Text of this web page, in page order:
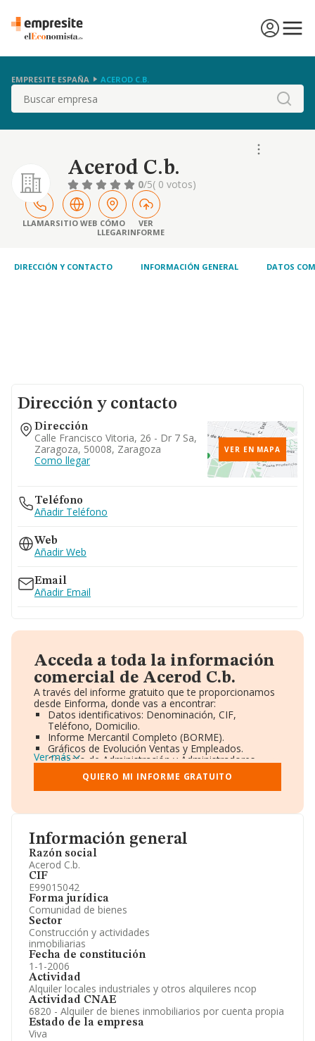
EMPRESITE ESPAÑA ACEROD C.B.
Buscar
Acerod C.b.
0/5( 0 votos)
LLAMARSITIO WEB CÓMO
LLEGAR
VER
INFORME
DIRECCIÓN Y CONTACTO INFORMACIÓN GENERAL DATOS
Información general
Razón social
Acerod C.b.
CIF
E99015042
Forma jurídica
Comunidad de bienes
Sector
Construcción y actividades
inmobiliarias
Fecha de constitución
1-1-2006
Actividad
Alquiler locales industriales y otros alquileres ncop
Actividad CNAE
6820 - Alquiler de bienes inmobiliarios por cuenta propia
Estado de la empresa
Viva
Dirección y contacto
Dirección
Calle Francisco Vitoria, 26 - Dr 7 Sa,
Zaragoza, 50008, Zaragoza
Como llegar
VER EN MAPA
Teléfono
Añadir Teléfono
Web
Añadir Web
Email
Añadir Email
Acceda a toda la información
comercial de Acerod C.b.
A través del informe gratuito que te proporcionamos
desde Einforma, donde vas a encontrar:
Datos identificativos: Denominación, CIF,
Teléfono, Domicilio.
Informe Mercantil Completo (BORME).
Gráficos de Evolución Ventas y Empleados.
Consejo de Administración y Administradores.
Directivos y Ejecutivos.
Accionistas.
Participaciones y Vinculaciones en otras empresas.
Información oficial y registral complementaria.
Ver más
QUIERO MI INFORME GRATUITO